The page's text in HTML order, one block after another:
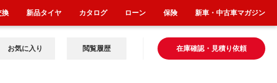
在庫確認・見積り依頼
お気に入り 閲覧履歴
換 新品タイヤ カタログ ローン 保険 新車・中古車マガジン